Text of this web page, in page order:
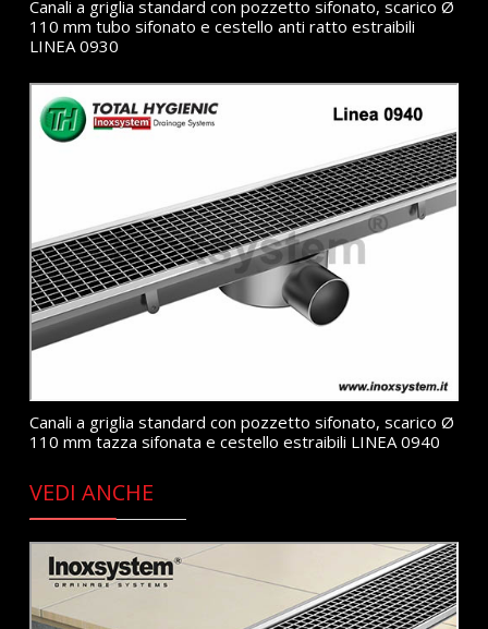
Canali a griglia standard con pozzetto sifonato, scarico Ø
110 mm tubo sifonato e cestello anti ratto estraibili
LINEA 0930
Canali a griglia standard con pozzetto sifonato, scarico Ø
110 mm tazza sifonata e cestello estraibili LINEA 0940
VEDI ANCHE